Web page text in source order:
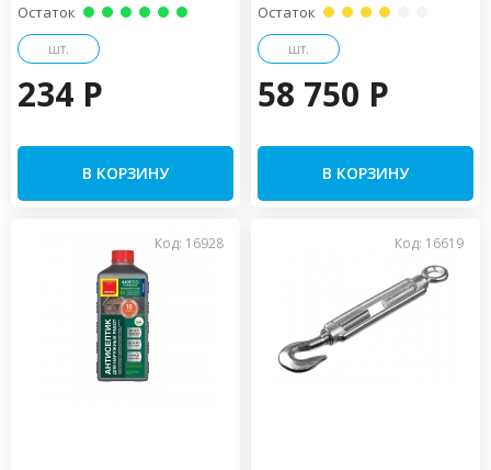
Остаток
шт.
234 P
В КОРЗИНУ
Остаток
шт.
58 750 P
В КОРЗИНУ
Код: 16928 Код: 16619